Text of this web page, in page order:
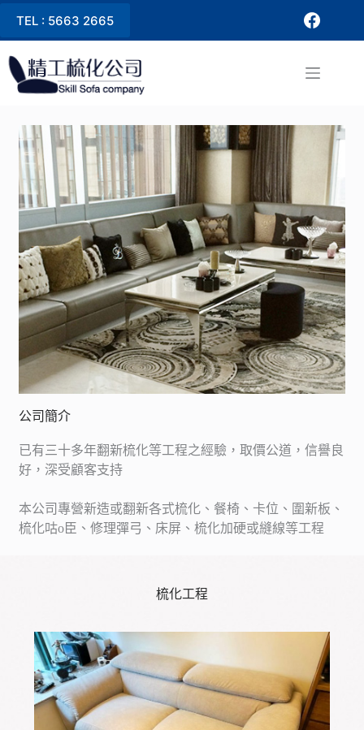
TEL : 5663 2665
公司簡介
已有三十多年翻新梳化等工程之經驗，取價公道，信譽良
好，深受顧客支持
本公司專營新造或翻新各式梳化、餐椅、卡位、圍新板、
梳化咕o臣、修理彈弓、床屏、梳化加硬或縫線等工程
梳化工程